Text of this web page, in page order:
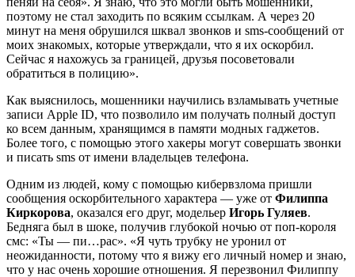
поэтому не стал заходить по всяким ссылкам. А через 20
минут на меня обрушился шквал звонков и sms-сообщений от
моих знакомых, которые утверждали, что я их оскорбил.
Сейчас я нахожусь за границей, друзья посоветовали
обратиться в полицию».
Как выяснилось, мошенники научились взламывать учетные
записи Apple ID, что позволило им получать полный доступ
ко всем данным, хранящимся в памяти модных гаджетов.
Более того, с помощью этого хакеры могут совершать звонки
и писать sms от имени владельцев телефона.
Одним из людей, кому с помощью кибервзлома пришли
сообщения оскорбительного характера — уже от Филиппа
Киркорова, оказался его друг, модельер Игорь Гуляев.
Бедняга был в шоке, получив глубокой ночью от поп-короля
смс: «Ты — пи…рас». «Я чуть трубку не уронил от
неожиданности, потому что я вижу его личный номер и знаю,
что у нас очень хорошие отношения. Я перезвонил Филиппу